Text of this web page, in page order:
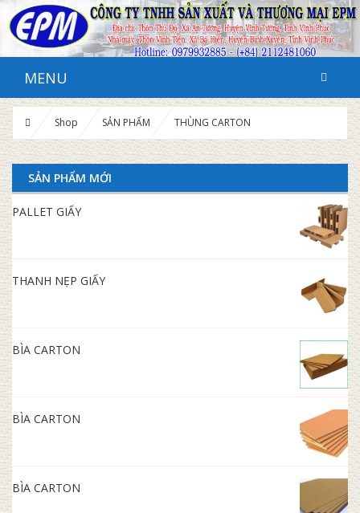
MENU
Shop SẢN PHẨM THÙNG CARTON
SẢN PHẨM MỚI
PALLET GIẤY
THANH NẸP GIẤY
BÌA CARTON
BÌA CARTON
BÌA CARTON